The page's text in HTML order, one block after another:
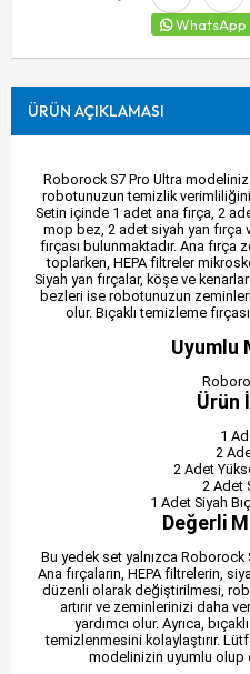
WhatsApp
ÜRÜN AÇIKLAMASI
Roborock S7 Pro Ultra
robotunuzun temizlik
Setin içinde 1 adet ana fırça, 2
mop bez, 2 adet siyah yan fırça
fırçası bulunmaktadır. Ana
toplarken, HEPA filtreler
Siyah yan fırçalar, köşe ve
bezleri ise robotunuzun
olur. Bıçaklı temizleme
Uyumlu
Ürün
1
2
2 Adet
2 Adet
1 Adet Siyah
Değerli
Bu yedek set yalnızca
Ana fırçaların, HEPA filtrelerin,
düzenli olarak değiştirilmesi,
artırır ve zeminlerinizi daha
yardımcı olur. Ayrıca,
temizlenmesini kolaylaştırır.
modelinizin uyumlu olup